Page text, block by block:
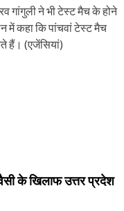
गांगुली ने भी टेस्ट मैच के होने
में कहा कि पांचवां टेस्ट मैच
हैं। (एजेंसियां)
के खिलाफ उत्तर प्रदेश